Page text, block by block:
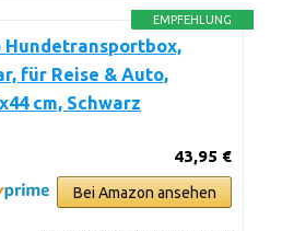
EMPFEHLUNG
Hundetransportbox,
für Reise & Auto,
cm, Schwarz
43,95 €
Bei Amazon ansehen